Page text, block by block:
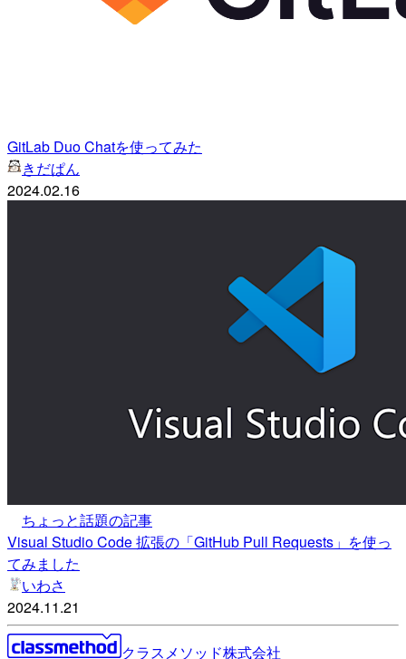
GitLab Duo Chatを使ってみた
きだぱん
2024.02.16
ちょっと話題の記事
Visual Studio Code 拡張の「GitHub Pull Requests」を使っ
てみました
いわさ
2024.11.21
クラスメソッド株式会社